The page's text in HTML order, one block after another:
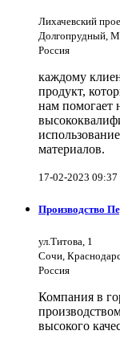
Лихачевский
Долгопрудный,
Россия
каждому
продукт,
нам помогает
материалов.
17-02-2023 09:37
Производство
ул.Титова, 1
Сочи,
Россия
Компания в
высокого